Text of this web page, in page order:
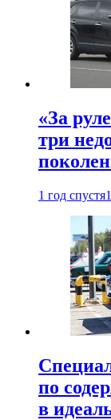
«За
три
1 год спустя
по
в